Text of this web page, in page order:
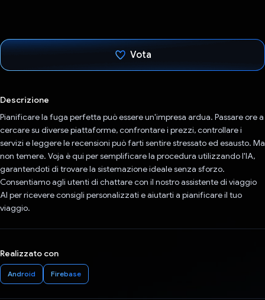
Vota
Descrizione
Pianificare la fuga perfetta può essere un'impresa ardua. Passare ore a
cercare su diverse piattaforme, confrontare i prezzi, controllare i
servizi e leggere le recensioni può farti sentire stressato ed esausto. Ma
non temere. Voja è qui per semplificare la procedura utilizzando l'IA,
garantendoti di trovare la sistemazione ideale senza sforzo.
Consentiamo agli utenti di chattare con il nostro assistente di viaggio
AI per ricevere consigli personalizzati e aiutarti a pianificare il tuo
viaggio.
Realizzato con
Android Firebase